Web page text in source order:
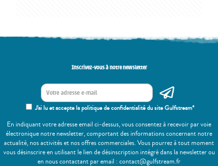
Inscrivez-vous à notre newsletter
J'ai lu et accepte la politique de confidentialité du site Gulfstream*
En indiquant votre adresse email ci-dessus, vous consentez à recevoir par voie
électronique notre newsletter, comportant des informations concernant notre
actualité, nos activités et nos offres commerciales. Vous pourrez à tout moment
vous désinscrire en utilisant le lien de désinscription intégré dans la newsletter ou
en nous contactant par email : contact@gulfstream.fr